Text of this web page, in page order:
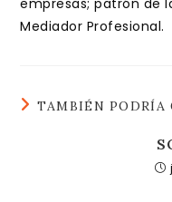
empresas; patrón de
Mediador Profesional.
TAMBIÉN PODRÍA